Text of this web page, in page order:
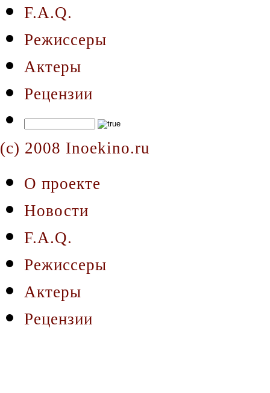
F.A.Q.
Режиссеры
Актеры
Рецензии
(c) 2008 Inoekino.ru
О проекте
Новости
F.A.Q.
Режиссеры
Актеры
Рецензии